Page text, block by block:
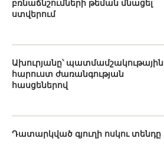
բռնաճնշումների թեման մնացել
ստվերում
Ախուրյանը՝ պատմամշակութային
հարուստ ժառանգության
հասցեներով
Դատարկված գյուղի ոսկու տենդը